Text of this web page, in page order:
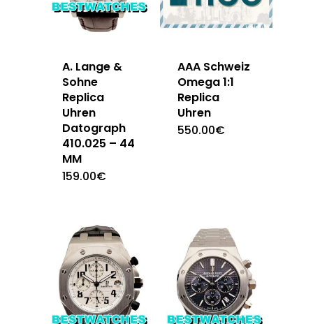
A. Lange &
Sohne
Replica
Uhren
Datograph
410.025 – 44
MM
159.00€
AAA Schweiz
Omega 1:1
Replica
Uhren
550.00€